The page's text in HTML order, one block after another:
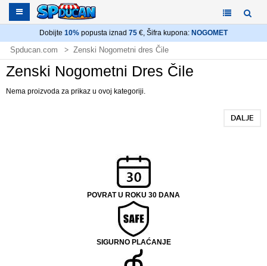
Dobijte 10% popusta iznad 75 €, Šifra kupona: NOGOMET
Spducan.com Zenski Nogometni dres Čile
Zenski Nogometni Dres Čile
Nema proizvoda za prikaz u ovoj kategoriji.
DALJE
POVRAT U ROKU 30 DANA
SIGURNO PLAĆANJE